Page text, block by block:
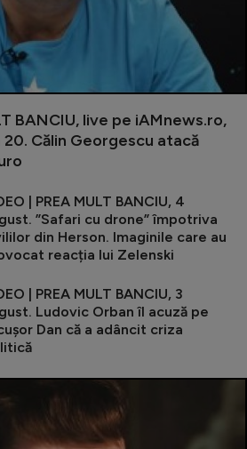
BANCIU, live pe iAMnews.ro,
Călin Georgescu atacă
| PREA MULT BANCIU, 4
”Safari cu drone” împotriva
din Herson. Imaginile care au
reacția lui Zelenski
| PREA MULT BANCIU, 3
Ludovic Orban îl acuză pe
Dan că a adâncit criza